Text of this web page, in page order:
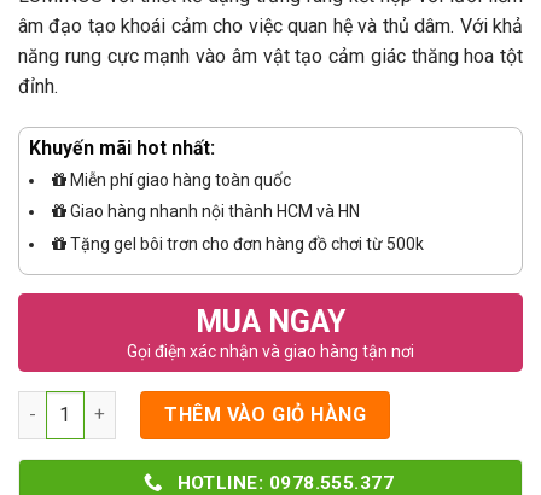
âm đạo tạo khoái cảm cho việc quan hệ và thủ dâm. Với khả
năng rung cực mạnh vào âm vật tạo cảm giác thăng hoa tột
đỉnh.
Khuyến mãi hot nhất:
Miễn phí giao hàng toàn quốc
Giao hàng nhanh nội thành HCM và HN
Tặng gel bôi trơn cho đơn hàng đồ chơi từ 500k
MUA NGAY
Gọi điện xác nhận và giao hàng tận nơi
Số lượng THÊM VÀO GIỎ HÀNG
HOTLINE: 0978.555.377